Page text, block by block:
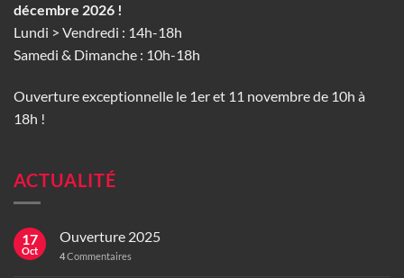
décembre 2026 !
Lundi > Vendredi : 14h-18h
Samedi & Dimanche : 10h-18h
Ouverture exceptionnelle le 1er et 11 novembre de 10h à
18h !
ACTUALITÉ
17
Oct
Ouverture 2025
4Commentaires